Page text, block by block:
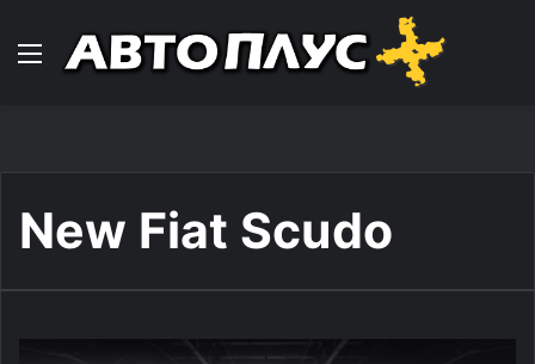
Навигација
New Fiat Scudo